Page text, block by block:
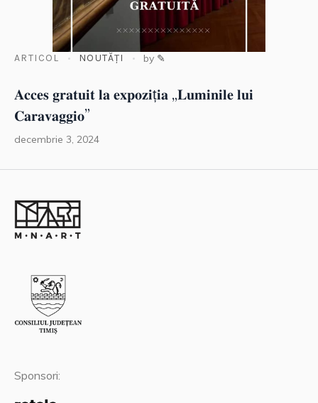
ARTICOL NOUTĂȚI by ✎
𝐀𝐜𝐜𝐞𝐬 𝐠𝐫𝐚𝐭𝐮𝐢𝐭 𝐥𝐚 𝐞𝐱𝐩𝐨𝐳𝐢ț𝐢𝐚 „𝐋𝐮𝐦𝐢𝐧𝐢𝐥𝐞 𝐥𝐮𝐢
𝐂𝐚𝐫𝐚𝐯𝐚𝐠𝐠𝐢𝐨”
decembrie 3, 2024
Sponsori: